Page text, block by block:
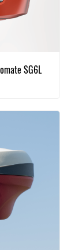
SG6L